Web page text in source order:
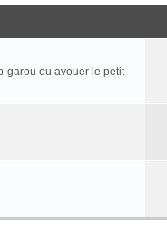
garou ou avouer le petit